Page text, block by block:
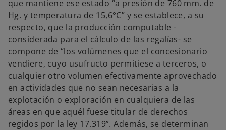
que mantiene ese estado “a presión de 760 mm. de
Hg. y temperatura de 15,6°C” y se establece, a su
respecto, que la producción computable -
considerada para el cálculo de las regalías- se
compone de “los volúmenes que el concesionario
vendiere, cuyo usufructo permitiese a terceros, o
cualquier otro volumen efectivamente aprovechado
en actividades que no sean necesarias a la
explotación o exploración en cualquiera de las
áreas en que aquél fuese titular de derechos
regidos por la ley 17.319”. Además, se determinan